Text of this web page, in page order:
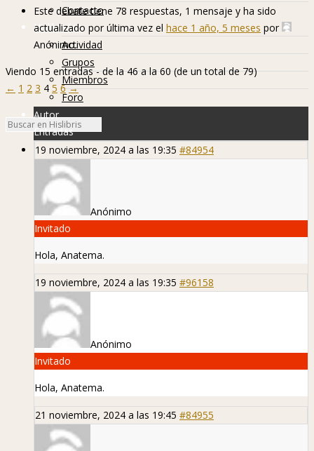
Contacto
Hislibreños
Actividad
Grupos
Miembros
Foro
Este debate tiene 78 respuestas, 1 mensaje y ha sido
actualizado por última vez el hace 1 año, 5 meses por
Anónimo.
Viendo 15 entradas - de la 46 a la 60 (de un total de 79)
← 1 2 3 4 5 6 →
Autor
Entradas
19 noviembre, 2024 a las 19:35 #84954
Anónimo
Invitado
Hola, Anatema.
19 noviembre, 2024 a las 19:35 #96158
Anónimo
Invitado
Hola, Anatema.
21 noviembre, 2024 a las 19:45 #84955